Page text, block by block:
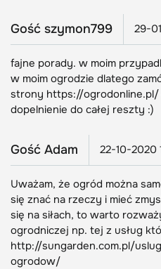
Gość szymon799 29-
fajne porady. w moim
w moim ogrodzie dlatego
strony https://ogrodonline.pl/
dopelnienie do całej reszty :)
Gość Adam 22-10-2020
Uważam, że ogród można
się znać na rzeczy i mieć
się na siłach, to warto
ogrodniczej np. tej z usług
http://sungarden.com.pl/
ogrodow/